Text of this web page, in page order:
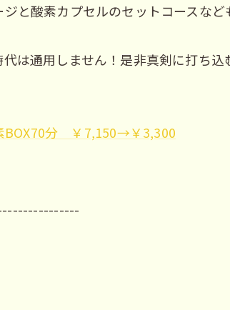
と酸素カプセルのセットコースなど
は通用しません！是非真剣に打ち
BOX70分 ￥7,150→￥3,300